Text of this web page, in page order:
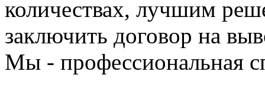
количествах, лучшим
заключить договор на
Мы - профессиональная